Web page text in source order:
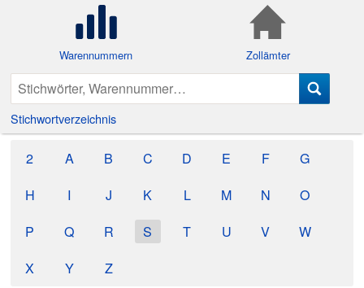
Warennummern Zollämter
Stichwortverzeichnis
2 A B C D E F
G
H
I J K L M N
O
P
Q R S T U V
W
X
Y Z